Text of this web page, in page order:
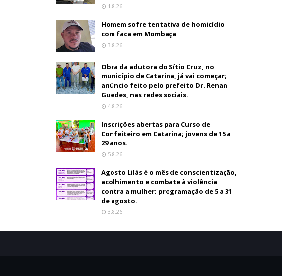
1.8.26
Homem sofre tentativa de homicídio
com faca em Mombaça
3.8.26
Obra da adutora do Sítio Cruz, no
município de Catarina, já vai começar;
anúncio feito pelo prefeito Dr. Renan
Guedes, nas redes sociais.
4.8.26
Inscrições abertas para Curso de
Confeiteiro em Catarina; jovens de 15 a
29 anos.
5.8.26
Agosto Lilás é o mês de conscientização,
acolhimento e combate à violência
contra a mulher; programação de 5 a 31
de agosto.
3.8.26